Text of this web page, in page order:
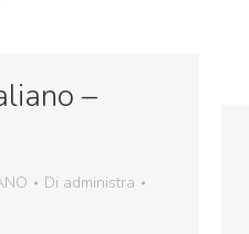
–
Di administra